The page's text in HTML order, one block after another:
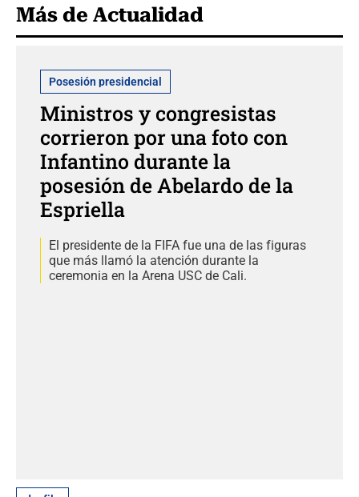
Más de Actualidad
Posesión presidencial
Ministros y congresistas
corrieron por una foto con
Infantino durante la
posesión de Abelardo de la
Espriella
El presidente de la FIFA fue una de las figuras
que más llamó la atención durante la
ceremonia en la Arena USC de Cali.